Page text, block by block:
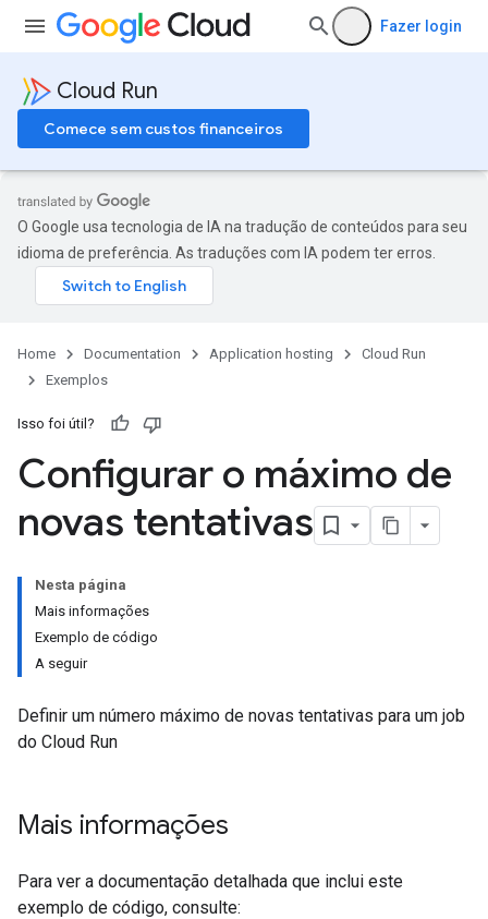
Fazer login
Cloud Run
Comece sem custos financeiros
O Google usa tecnologia de IA na tradução de conteúdos para seu
idioma de preferência. As traduções com IA podem ter erros.
Home Documentation Application hosting
Cloud Run
Exemplos
Isso foi útil?
Configurar o máximo de
novas tentativas
Nesta página
Mais informações
Exemplo de código
A seguir
Definir um número máximo de novas tentativas para um job
do Cloud Run
Mais informações
Para ver a documentação detalhada que inclui este
exemplo de código, consulte: